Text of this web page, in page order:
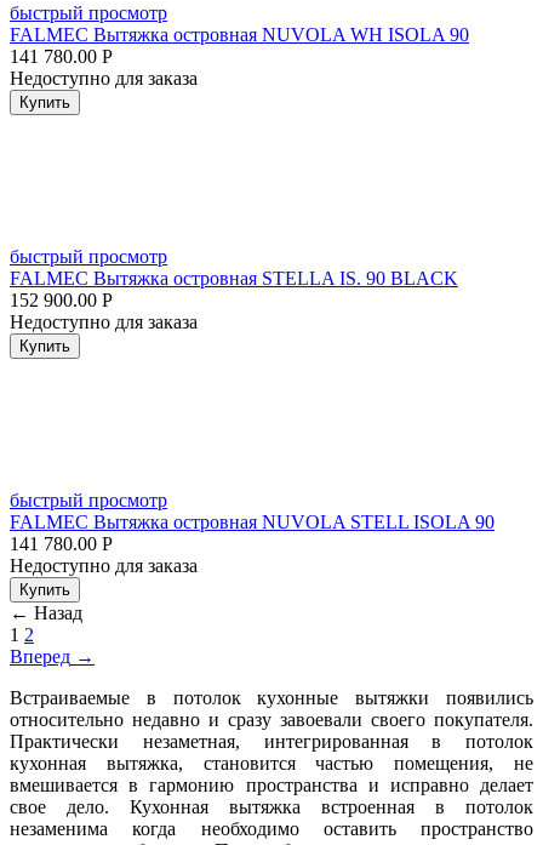
быстрый просмотр
FALMEC Вытяжка островная NUVOLA WH ISOLA 90
141 780.00 Р
Недоступно для заказа
Купить
быстрый просмотр
FALMEC Вытяжка островная STELLA IS. 90 BLACK
152 900.00 Р
Недоступно для заказа
Купить
быстрый просмотр
FALMEC Вытяжка островная NUVOLA STELL ISOLA 90
141 780.00 Р
Недоступно для заказа
Купить
← Назад
1 2
Вперед →
Встраиваемые в потолок кухонные вытяжки появились
относительно недавно и сразу завоевали своего покупателя.
Практически незаметная, интегрированная в потолок
кухонная вытяжка, становится частью помещения, не
вмешивается в гармонию пространства и исправно делает
свое дело. Кухонная вытяжка встроенная в потолок
незаменима когда необходимо оставить пространство